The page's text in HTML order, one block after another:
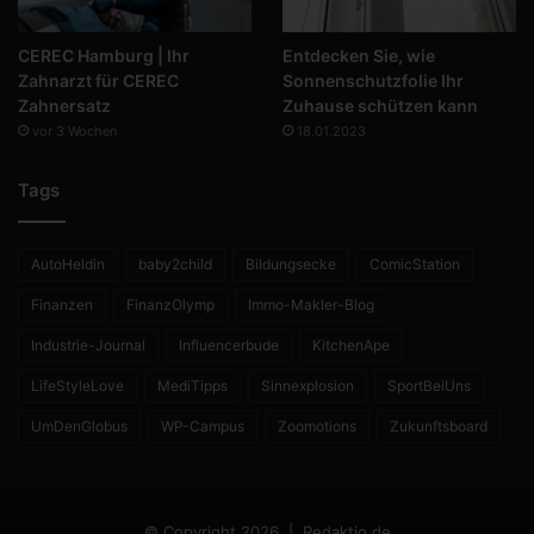
CEREC Hamburg | Ihr
Zahnarzt für CEREC
Zahnersatz
vor 3 Wochen
Entdecken Sie, wie
Sonnenschutzfolie Ihr
Zuhause schützen kann
18.01.2023
Tags
AutoHeldin baby2child Bildungsecke ComicStation
Finanzen FinanzOlymp Immo-Makler-Blog
Industrie-Journal Influencerbude KitchenApe
LifeStyleLove MediTipps Sinnexplosion SportBeiUns
UmDenGlobus WP-Campus Zoomotions Zukunftsboard